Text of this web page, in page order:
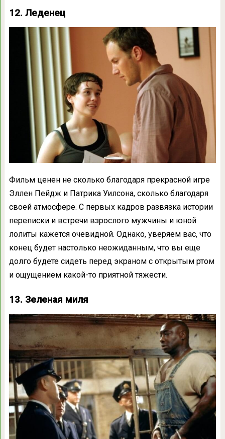
12. Леденец
Фильм ценен не сколько благодаря прекрасной игре
Эллен Пейдж и Патрика Уилсона, сколько благодаря
своей атмосфере. С первых кадров развязка истории
переписки и встречи взрослого мужчины и юной
лолиты кажется очевидной. Однако, уверяем вас, что
конец будет настолько неожиданным, что вы еще
долго будете сидеть перед экраном с открытым ртом
и ощущением какой-то приятной тяжести.
13. Зеленая миля